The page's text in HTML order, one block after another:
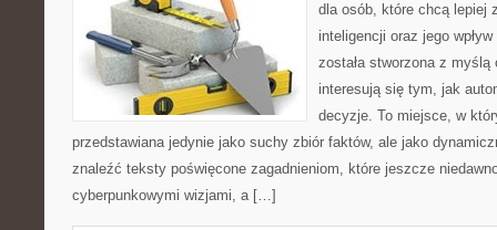
dla osób, które chcą lepiej
inteligencji oraz jego
została stworzona z
interesują się tym, jak
decyzje. To miejsce, w
przedstawiana jedynie jako suchy zbiór faktów, ale jako
znaleźć teksty poświęcone zagadnieniom, które jeszcze
cyberpunkowymi wizjami, a […]